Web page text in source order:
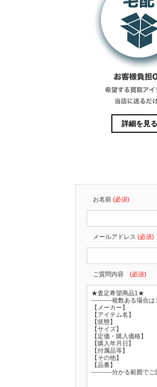
詳細を見る
お名前 (必須)
メールアドレス (必須)
ご質問内容 (必須)